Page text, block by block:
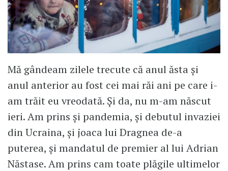
Mă gândeam zilele trecute că anul ăsta și
anul anterior au fost cei mai răi ani pe care i-
am trăit eu vreodată. Și da, nu m-am născut
ieri. Am prins și pandemia, și debutul invaziei
din Ucraina, și joaca lui Dragnea de-a
puterea, și mandatul de premier al lui Adrian
Năstase. Am prins cam toate plăgile ultimelor